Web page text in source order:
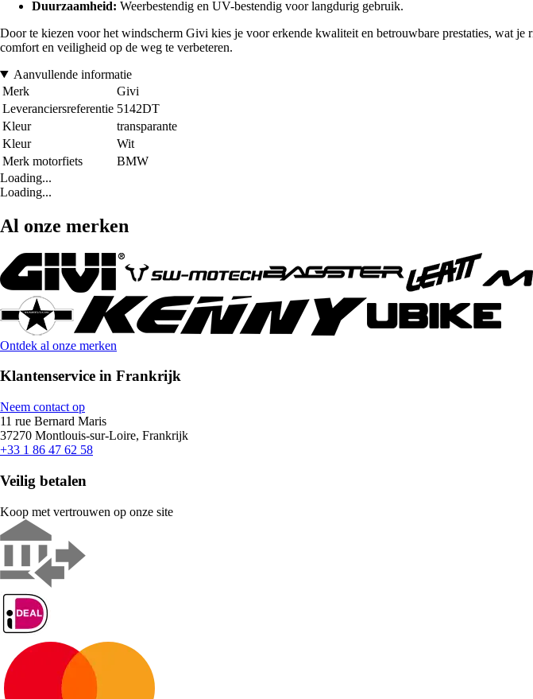
Duurzaamheid: Weerbestendig en UV-bestendig voor langdurig gebruik.
Door te kiezen voor het windscherm Givi kies je voor erkende kwaliteit en betrouwbare prestaties, wat
comfort en veiligheid op de weg te verbeteren.
Aanvullende informatie
Merk
Givi
Leveranciersreferentie 5142DT
Kleur
transparante
Kleur
Wit
Merk motorfiets
BMW
Loading...
Loading...
Al onze merken
Ontdek al onze merken
Klantenservice in Frankrijk
Neem contact op
11 rue Bernard Maris
37270 Montlouis-sur-Loire, Frankrijk
+33 1 86 47 62 58
Veilig betalen
Koop met vertrouwen op onze site